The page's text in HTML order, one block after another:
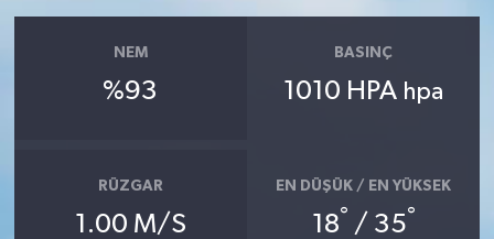
NEM
%93
BASINÇ
1010 HPA hpa
RÜZGAR
1.00 M/S
EN DÜŞÜK / EN YÜKSEK
18° / 35°